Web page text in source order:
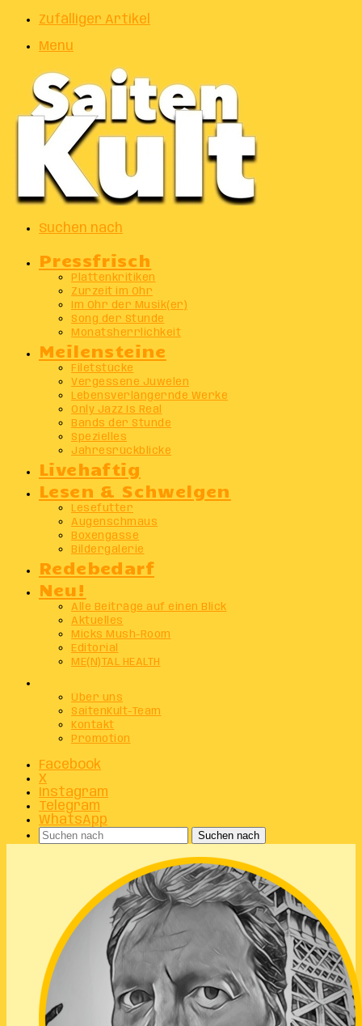
Zufälliger Artikel
Menu
Suchen nach
Pressfrisch
Plattenkritiken
Zurzeit im Ohr
Im Ohr der Musik(er)
Song der Stunde
Monatsherrlichkeit
Meilensteine
Filetstücke
Vergessene Juwelen
Lebensverlängernde Werke
Only Jazz Is Real
Bands der Stunde
Spezielles
Jahresrückblicke
Livehaftig
Lesen & Schwelgen
Lesefutter
Augenschmaus
Boxengasse
Bildergalerie
Redebedarf
Neu!
Alle Beiträge auf einen Blick
Aktuelles
Micks Mush-Room
Editorial
ME(N)TAL HEALTH
Über uns
SaitenKult-Team
Kontakt
Promotion
Facebook
X
Instagram
Telegram
WhatsApp
Suchen nach